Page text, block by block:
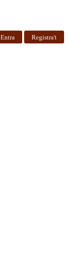
Entra Registra't